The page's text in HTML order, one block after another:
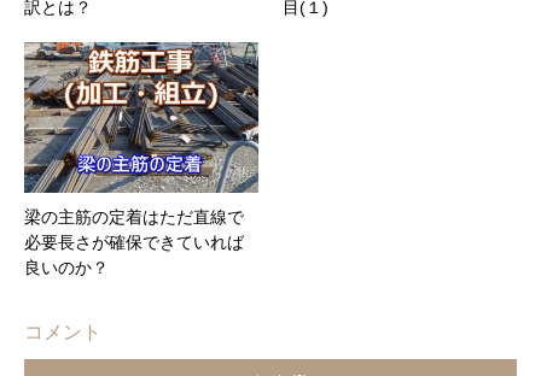
訳とは？
目(１)
梁の主筋の定着はただ直線で
必要長さが確保できていれば
良いのか？
コメント